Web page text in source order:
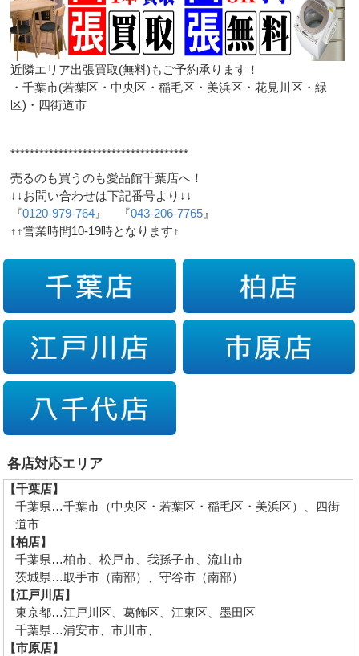
近隣エリア出張買取(無料)もご予約承ります！
・千葉市(若葉区・中央区・稲毛区・美浜区・花見川区・緑
区)・四街道市
*************************************
売るのも買うのも愛品館千葉店へ！
↓↓お問い合わせは下記番号より↓↓
『0120-979-764 』 『043-206-7765 』
↑↑営業時間10-19時となります↑
各店対応エリア
【千葉店】
千葉県…千葉市（中央区・若葉区・稲毛区・美浜区）、四街
道市
【柏店】
千葉県…柏市、松戸市、我孫子市、流山市
茨城県…取手市（南部）、守谷市（南部）
【江戸川店】
東京都…江戸川区、葛飾区、江東区、墨田区
千葉県…浦安市、市川市、
【市原店】